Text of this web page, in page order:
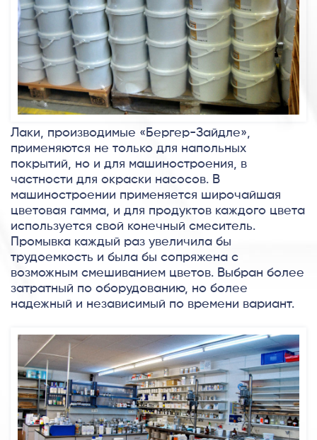
Лаки, производимые «Бергер-Зайдле»,
применяются не только для напольных
покрытий, но и для машиностроения, в
частности для окраски насосов. В
машиностроении применяется широчайшая
цветовая гамма, и для продуктов каждого цвета
используется свой конечный смеситель.
Промывка каждый раз увеличила бы
трудоемкость и была бы сопряжена с
возможным смешиванием цветов. Выбран более
затратный по оборудованию, но более
надежный и независимый по времени вариант.